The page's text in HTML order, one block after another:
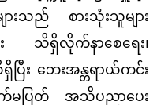
ားသည် စားသုံးသူများ
း သိရှိလိုက်နာစေရေး၊
ပြီး ဘေးအန္တရာယ်ကင်း
ပြတ် အသိပညာပေး